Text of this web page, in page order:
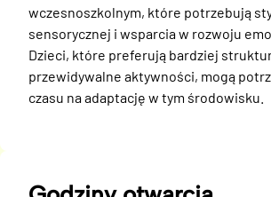
wczesnoszkolnym, które potrzebują
sensorycznej i wsparcia w rozwoju
Dzieci, które preferują bardziej
przewidywalne aktywności, mogą
czasu na adaptację w tym środowisku.